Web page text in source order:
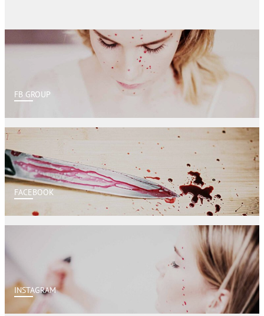
FB GROUP
FACEBOOK
INSTAGRAM